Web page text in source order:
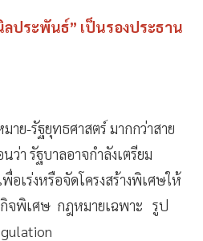
ประพันธ์” เป็นรองประธาน
ย-รัฐยุทธศาสตร์ มากกว่าสาย
ว่า รัฐบาลอาจกำลังเตรียม
อเร่งหรือจัดโครงสร้างพิเศษให้
กิจพิเศษ กฎหมายเฉพาะ รูป